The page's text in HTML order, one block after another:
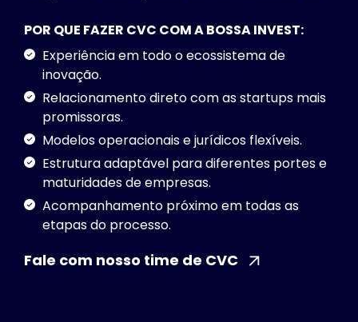
POR QUE FAZER CVC COM A BOSSA INVEST:
Experiência em todo o ecossistema de
inovação.
Relacionamento direto com as startups mais
promissoras.
Modelos operacionais e jurídicos flexíveis.
Estrutura adaptável para diferentes portes e
maturidades de empresas.
Acompanhamento próximo em todas as
etapas do processo.
Fale com nosso time de CVC